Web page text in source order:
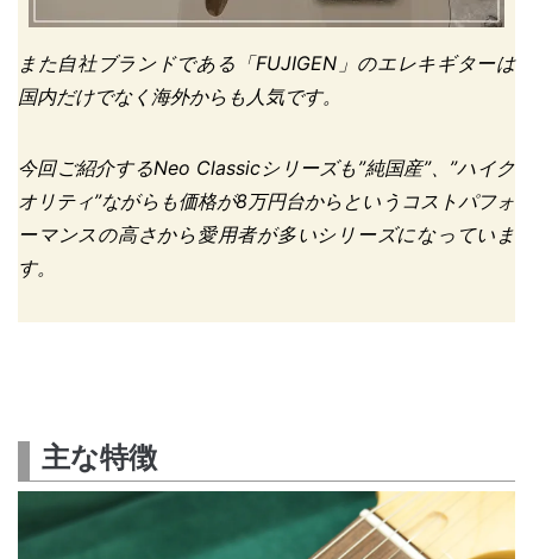
また自社ブランドである「FUJIGEN」のエレキギターは
国内だけでなく海外からも人気です。
今回ご紹介するNeo Classicシリーズも”純国産”、”ハイク
オリティ”ながらも価格が8万円台からというコストパフォ
ーマンスの高さから愛用者が多いシリーズになっていま
す。
主な特徴